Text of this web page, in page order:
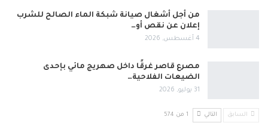
من أجل أشغال صيانة شبكة الماء الصالح للشرب
إعلان عن نقص أو…
4 أغسطس, 2026
مصرع قاصر غرقًا داخل صهريج مائي بإحدى
الضيعات الفلاحية…
31 يوليو, 2026
السابق التالي 1 من 574